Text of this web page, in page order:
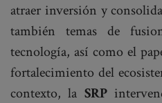
atraer inversión y
también temas de
tecnología, así como el
fortalecimiento del
contexto, la SRP